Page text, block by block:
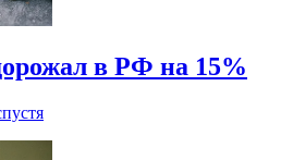
в РФ на 15%